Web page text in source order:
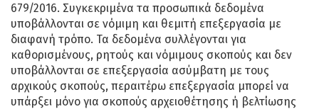
679/2016. Συγκεκριμένα τα προσωπικά δεδομένα
υποβάλλονται σε νόμιμη και θεμιτή επεξεργασία με
διαφανή τρόπο. Τα δεδομένα συλλέγονται για
καθορισμένους, ρητούς και νόμιμους σκοπούς και δεν
υποβάλλονται σε επεξεργασία ασύμβατη με τους
αρχικούς σκοπούς, περαιτέρω επεξεργασία μπορεί να
υπάρξει μόνο για σκοπούς αρχειοθέτησης ή βελτίωσης